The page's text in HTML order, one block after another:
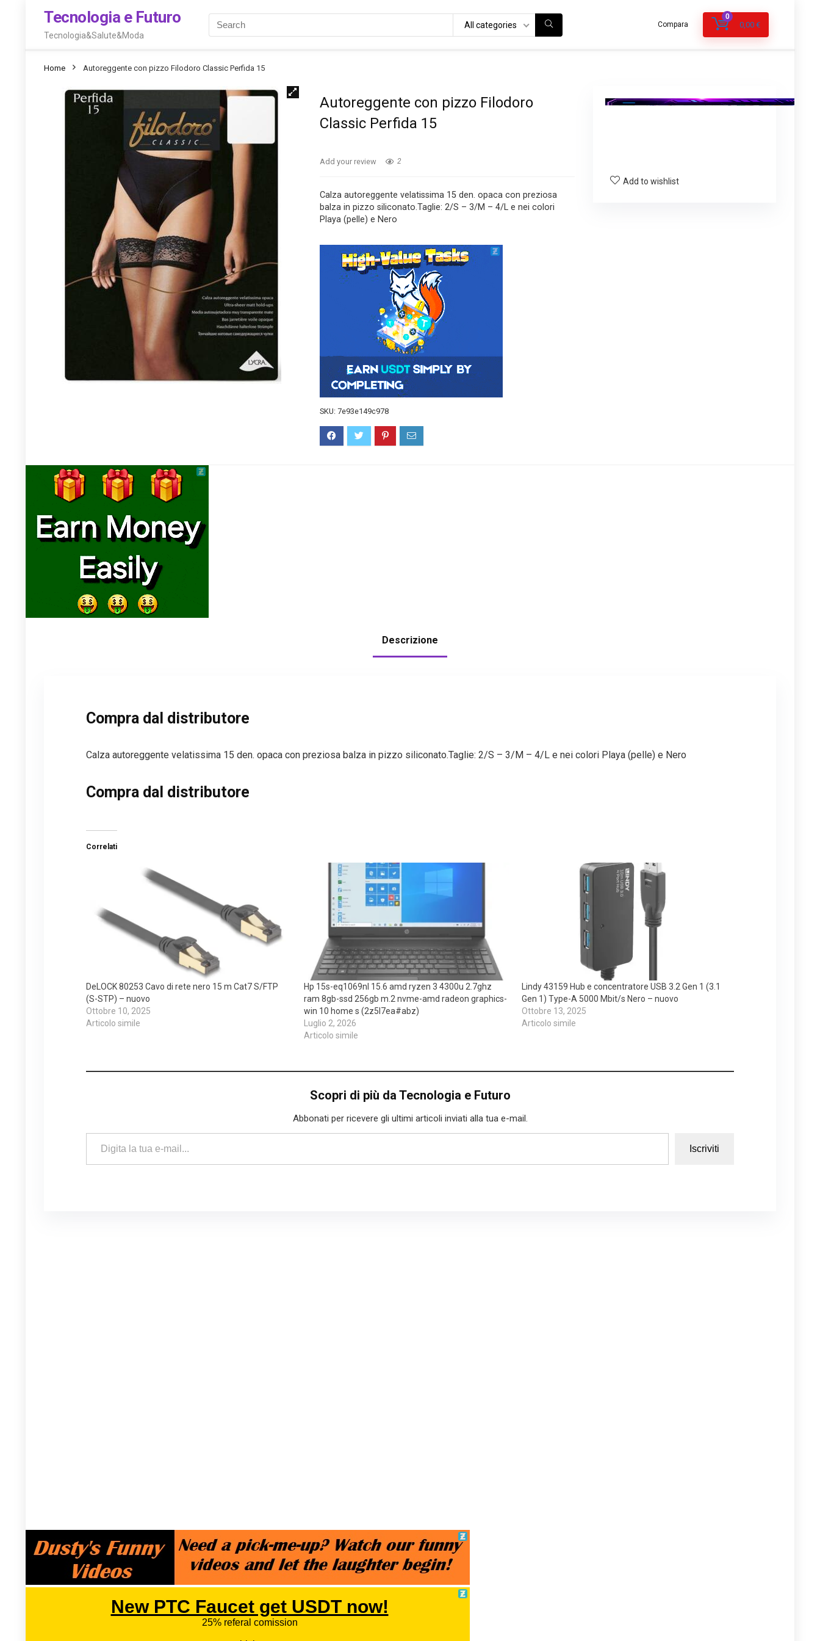
Tecnologia e Futuro
Tecnologia&Salute&Moda
All categories Compara
0
0,00 €
Home Autoreggente con pizzo Filodoro Classic Perfida 15
Autoreggente con pizzo Filodoro
Classic Perfida 15
Add your review 2
Calza autoreggente velatissima 15 den. opaca con preziosa
balza in pizzo siliconato.Taglie: 2/S – 3/M – 4/L e nei colori
Playa (pelle) e Nero
SKU:7e93e149c978
Add to wishlist
Descrizione
Compra dal distributore
Calza autoreggente velatissima 15 den. opaca con preziosa balza in pizzo siliconato.Taglie: 2/S – 3/M – 4/L e nei colori Playa (pelle) e Nero
Compra dal distributore
Correlati
DeLOCK 80253 Cavo di rete nero 15 m Cat7 S/FTP
(S-STP) – nuovo
Ottobre 10, 2025
Articolo simile
Hp 15s-eq1069nl 15.6 amd ryzen 3 4300u 2.7ghz
ram 8gb-ssd 256gb m.2 nvme-amd radeon graphics-
win 10 home s (2z5l7ea#abz)
Luglio 2, 2026
Articolo simile
Lindy 43159 Hub e concentratore USB 3.2 Gen 1 (3.1
Gen 1) Type-A 5000 Mbit/s Nero – nuovo
Ottobre 13, 2025
Articolo simile
Scopri di più da Tecnologia e Futuro
Abbonati per ricevere gli ultimi articoli inviati alla tua e-mail.
Digita la tua e-mail...
Iscriviti